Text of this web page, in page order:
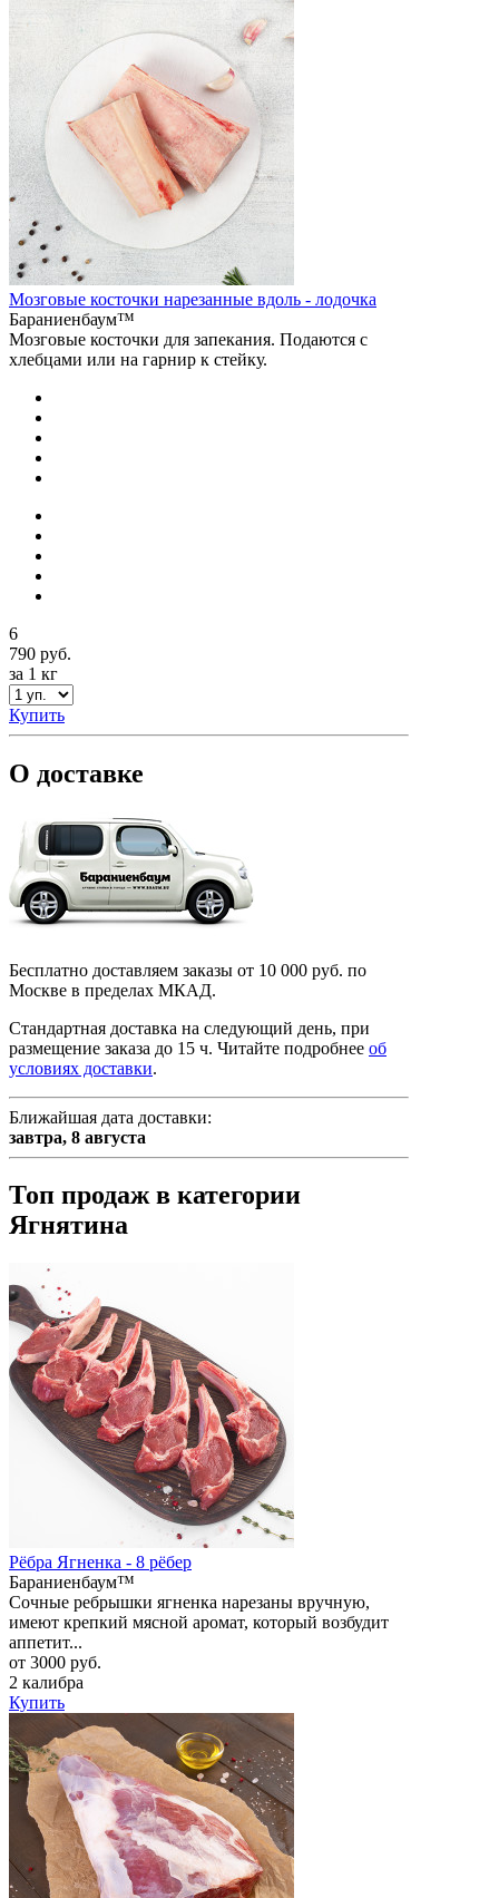
Мозговые косточки нарезанные вдоль - лодочка
Бараниенбаум™
Мозговые косточки для запекания. Подаются с
хлебцами или на гарнир к стейку.
6
790 руб.
за 1 кг
Купить
О доставке
Бесплатно доставляем заказы от 10 000 руб. по
Москве в пределах МКАД.
Стандартная доставка на следующий день, при
размещение заказа до 15 ч. Читайте подробнее об
условиях доставки.
Ближайшая дата доставки:
завтра, 8 августа
Топ продаж в категории
Ягнятина
Рёбра Ягненка - 8 рёбер
Бараниенбаум™
Сочные ребрышки ягненка нарезаны вручную,
имеют крепкий мясной аромат, который возбудит
аппетит...
от 3000 руб.
2 калибра
Купить